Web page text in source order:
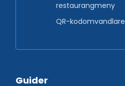
restaurangmeny
QR-kodomvandlare
Guider